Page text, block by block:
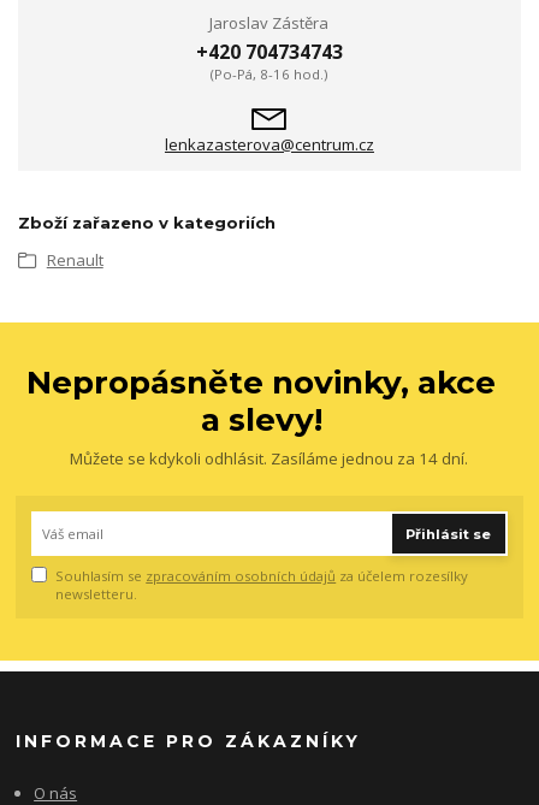
Jaroslav Zástěra
+420 704734743
(Po-Pá, 8-16 hod.)
lenkazasterova@centrum.cz
Zboží zařazeno v kategoriích
Renault
Nepropásněte novinky, akce
a slevy!
Můžete se kdykoli odhlásit. Zasíláme jednou za 14 dní.
Přihlásit se
Souhlasím se zpracováním osobních údajů za účelem rozesílky
newsletteru.
INFORMACE PRO ZÁKAZNÍKY
O nás